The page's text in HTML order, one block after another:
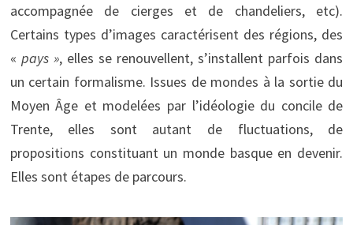
accompagnée de cierges et de chandeliers, etc).
Certains types d’images caractérisent des régions, des
« pays », elles se renouvellent, s’installent parfois dans
un certain formalisme. Issues de mondes à la sortie du
Moyen Âge et modelées par l’idéologie du concile de
Trente, elles sont autant de fluctuations, de
propositions constituant un monde basque en devenir.
Elles sont étapes de parcours.